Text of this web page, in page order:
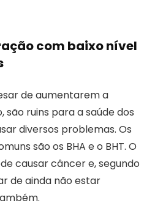
com baixo nível
de aumentarem a
são ruins para a saúde dos
diversos problemas. Os
são os BHA e o BHT. O
causar câncer e, segundo
de ainda não estar